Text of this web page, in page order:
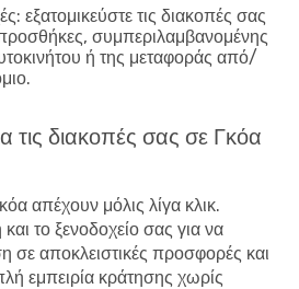
: εξατομικεύστε τις διακοπές σας
συμπεριλαμβανομένης
ή της μεταφοράς από/
τις διακοπές σας σε Γκόα
απέχουν μόλις λίγα κλικ.
το ξενοδοχείο σας για να
σε αποκλειστικές προσφορές και
εμπειρία κράτησης χωρίς